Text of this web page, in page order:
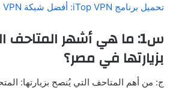
تحميل برنامج iTop VPN: أفضل شبكة VPN مجانية 100٪
س1: ما هي أشهر المتاحف
بزيارتها في مصر؟
ج: من أهم المتاحف التي يُنصح بزيارتها: